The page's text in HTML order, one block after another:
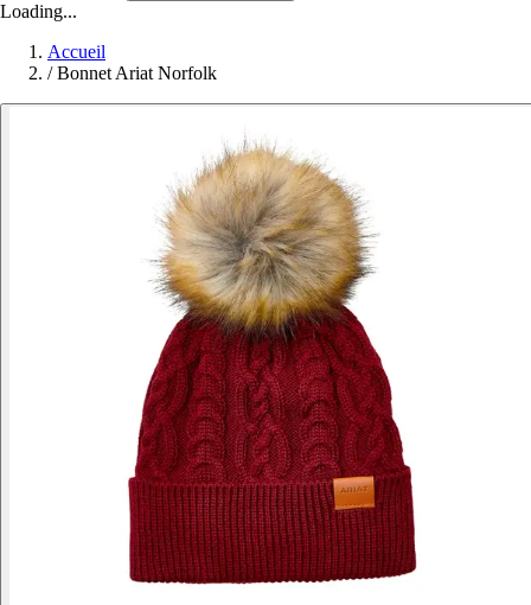
Loading...
Accueil
/ Bonnet Ariat Norfolk